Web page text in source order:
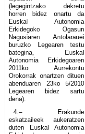
(legegintzako dekretu
horren bidez onartu da
Euskal Autonomia
Erkidegoko Ogasun
Nagusiaren Antolarauei
buruzko Legearen testu
bategina, Euskal
Autonomia Erkidegoaren
2011ko Aurrekontu
Orokorrak onartzen dituen
abenduaren 23ko 5/2010
Legearen bidez sartu
dena).
4.– Erakunde
eskatzaileek aukeratzen
duten Euskal Autonomia